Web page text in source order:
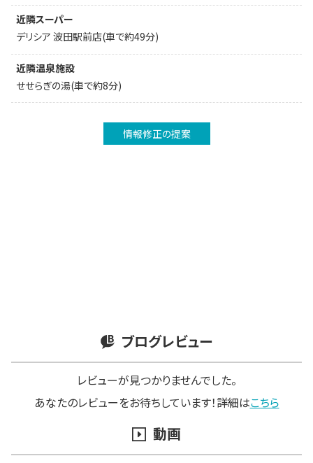
近隣スーパー
デリシア 波田駅前店(車で約49分)
近隣温泉施設
せせらぎの湯(車で約8分)
情報修正の提案
ブログレビュー
レビューが見つかりませんでした。
あなたのレビューをお待ちしています！詳細はこちら
動画